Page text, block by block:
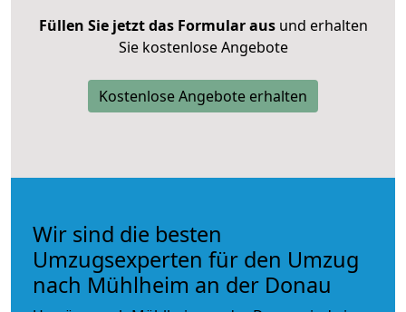
Füllen Sie jetzt das Formular ausund erhalten
Sie kostenlose Angebote
Kostenlose Angebote erhalten
Wir sind die besten
Umzugsexperten für den Umzug
nach Mühlheim an der Donau